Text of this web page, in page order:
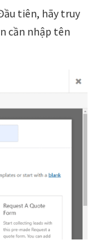
tiên, hãy truy
cần nhập tên